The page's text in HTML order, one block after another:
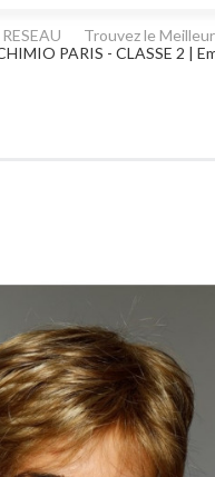
Trouvez le
PARIS - CLASSE 2 |